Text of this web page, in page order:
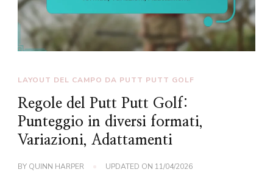
LAYOUT DEL CAMPO DA PUTT PUTT GOLF
Regole del Putt Putt Golf:
Punteggio in diversi formati,
Variazioni, Adattamenti
BY QUINN HARPER UPDATED ON 11/04/2026